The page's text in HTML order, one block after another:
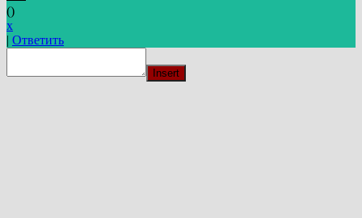
()
x
| Ответить
Insert